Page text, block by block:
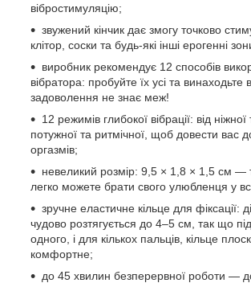
вібростимуляцію;
звужений кінчик дає змогу точково
клітор, соски та будь-які інші ерогенні
виробник рекомендує 12 способів
вібратора: пробуйте їх усі та винаходьте
задоволення не знає меж!
12 режимів глибокої вібрації: від ніжної
потужної та ритмічної, щоб довести вас
оргазмів;
невеликий розмір: 9,5 × 1,8 × 1,5 см —
легко можете брати свого улюбленця у
зручне еластичне кільце для фіксації:
чудово розтягується до 4–5 см, так що
одного, і для кількох пальців, кільце
комфортне;
до 45 хвилин безперервної роботи —